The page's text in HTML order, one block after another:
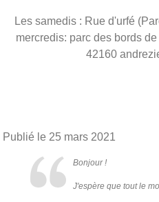
Les samedis : Rue d'urfé
mercredis: parc des bords
42160
Publié le 25 mars 2021
Bonjour !
J'espère que tout le